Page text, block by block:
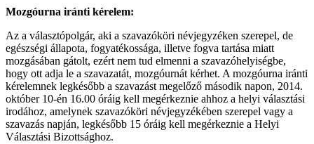
Mozgóurna iránti kérelem:
Az a választópolgár, aki a szavazóköri névjegyzéken szerepel, de
egészségi állapota, fogyatékossága, illetve fogva tartása miatt
mozgásában gátolt, ezért nem tud elmenni a szavazóhelyiségbe,
hogy ott adja le a szavazatát, mozgóurnát kérhet. A mozgóurna iránti
kérelemnek legkésőbb a szavazást megelőző második napon, 2014.
október 10-én 16.00 óráig kell megérkeznie ahhoz a helyi választási
irodához, amelynek szavazóköri névjegyzékében szerepel vagy a
szavazás napján, legkésőbb 15 óráig kell megérkeznie a Helyi
Választási Bizottsághoz.